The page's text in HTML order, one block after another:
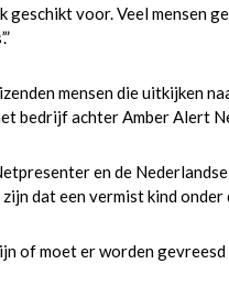
voor. Veel mensen
mensen die uitkijken
bedrijf achter Amber Alert
en de
dat een vermist kind onder
of moet er worden